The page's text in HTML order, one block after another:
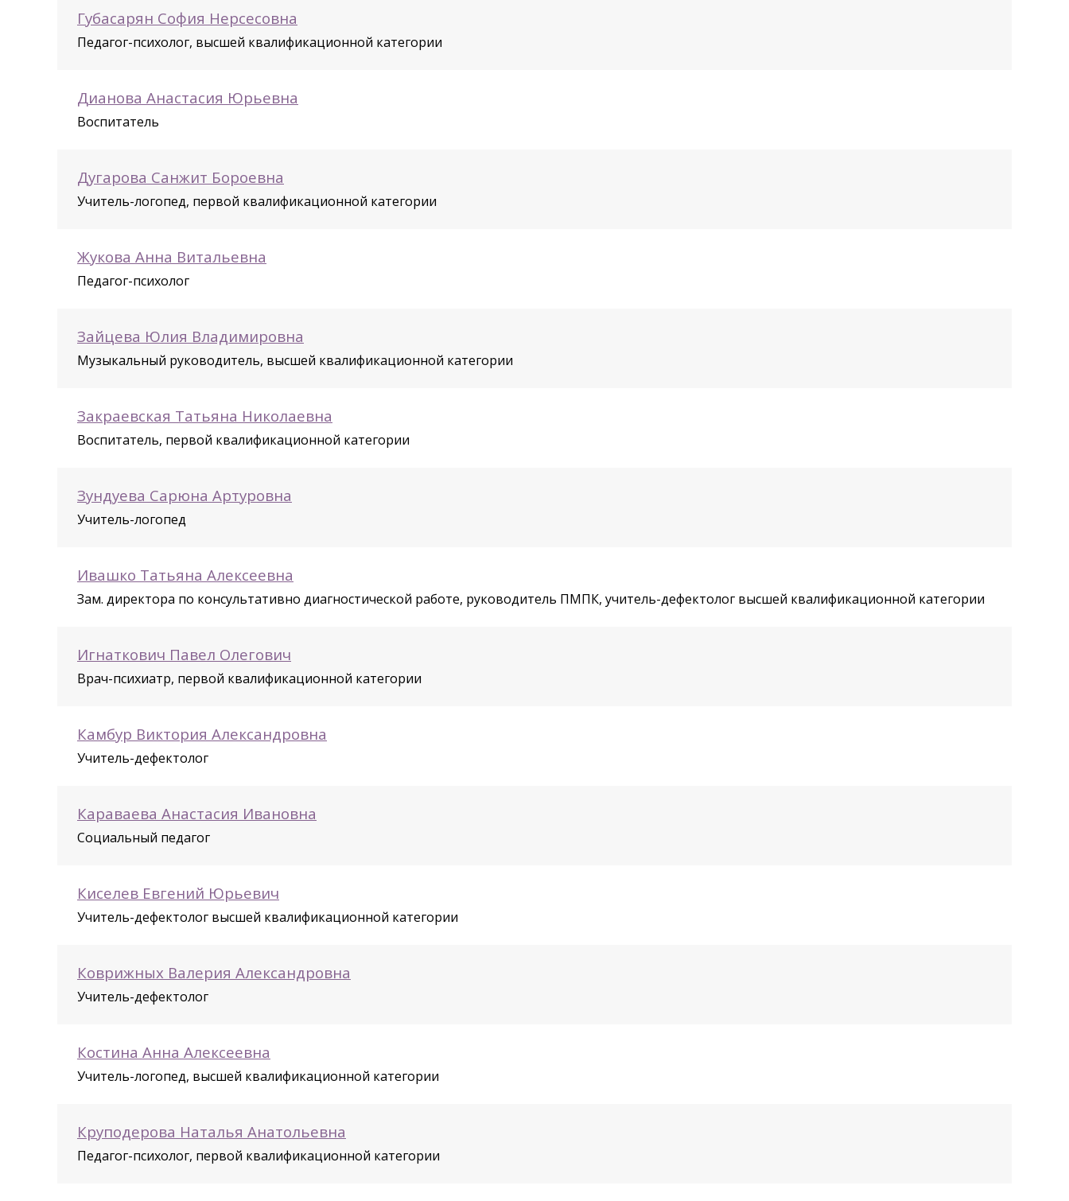
Губасарян София Нерсесовна
Педагог-психолог, высшей квалификационной категории
Дианова Анастасия Юрьевна
Воспитатель
Дугарова Санжит Бороевна
Учитель-логопед, первой квалификационной категории
Жукова Анна Витальевна
Педагог-психолог
Зайцева Юлия Владимировна
Музыкальный руководитель, высшей квалификационной категории
Закраевская Татьяна Николаевна
Воспитатель, первой квалификационной категории
Зундуева Сарюна Артуровна
Учитель-логопед
Ивашко Татьяна Алексеевна
Зам. директора по консультативно диагностической работе, руководитель ПМПК, учитель-дефектолог высшей квалификационной категории
Игнаткович Павел Олегович
Врач-психиатр, первой квалификационной категории
Камбур Виктория Александровна
Учитель-дефектолог
Караваева Анастасия Ивановна
Социальный педагог
Киселев Евгений Юрьевич
Учитель-дефектолог высшей квалификационной категории
Коврижных Валерия Александровна
Учитель-дефектолог
Костина Анна Алексеевна
Учитель-логопед, высшей квалификационной категории
Круподерова Наталья Анатольевна
Педагог-психолог, первой квалификационной категории